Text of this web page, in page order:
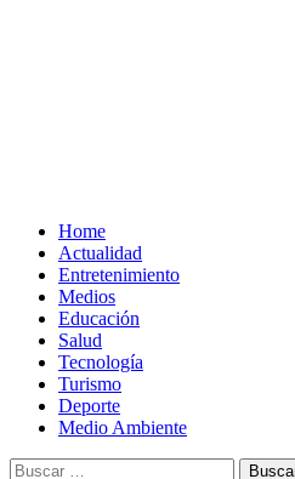
Home
Actualidad
Entretenimiento
Medios
Educación
Salud
Tecnología
Turismo
Deporte
Medio Ambiente
Buscar: